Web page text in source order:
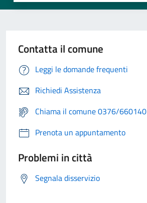
Contatta il comune
Leggi le domande frequenti
Richiedi Assistenza
Chiama il comune 0376/660140
Prenota un appuntamento
Problemi in città
Segnala disservizio